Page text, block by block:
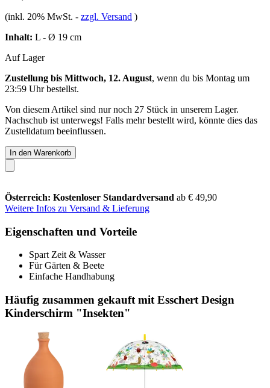
(inkl. 20% MwSt. - zzgl. Versand )
Inhalt: L - Ø 19 cm
Auf Lager
Zustellung bis Mittwoch, 12. August, wenn du bis Montag um
23:59 Uhrbestellst.
Von diesem Artikel sind nur noch 27 Stück in unserem Lager.
Nachschub ist unterwegs! Falls mehr bestellt wird, könnte dies das
Zustelldatum beeinflussen.
In den Warenkorb
Österreich: Kostenloser Standardversand ab € 49,90
Weitere Infos zu Versand & Lieferung
Eigenschaften und Vorteile
Spart Zeit & Wasser
Für Gärten & Beete
Einfache Handhabung
Häufig zusammen gekauft mit Esschert Design
Kinderschirm "Insekten"